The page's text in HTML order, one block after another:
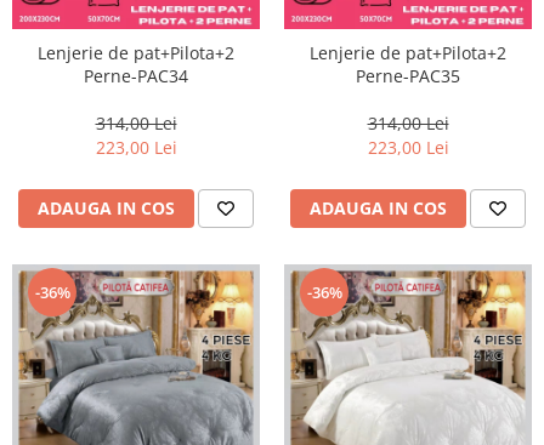
Lenjerie de pat+Pilota+2
Perne-PAC34
314,00 Lei
223,00 Lei
ADAUGA IN COS
Lenjerie de pat+Pilota+2
Perne-PAC35
314,00 Lei
223,00 Lei
ADAUGA IN COS
-36% -36%